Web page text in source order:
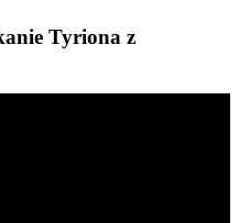
Tyriona z